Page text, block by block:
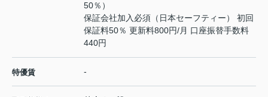
50％）
保証会社加入必須（日本セーフティー） 初回
保証料50％ 更新料800円/月 口座振替手数料
440円
特優賃 -